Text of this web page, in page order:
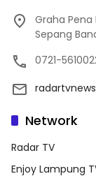
Graha Pena
Sepang
0721-
Network
Radar TV
Enjoy Lampung